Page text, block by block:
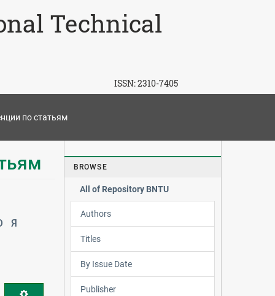
Technical
ISSN:2310-7405
по статьям
Я
BROWSE
All of Repository BNTU
Authors
Titles
By Issue Date
Publisher